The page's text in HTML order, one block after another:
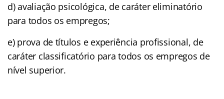
d) avaliação psicológica, de caráter eliminatório
para todos os empregos;
e) prova de títulos e experiência profissional, de
caráter classificatório para todos os empregos de
nível superior.